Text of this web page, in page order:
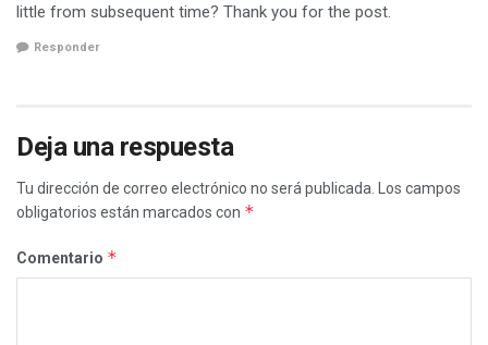
little from subsequent time? Thank you for the post.
Responder
Deja una respuesta
Tu dirección de correo electrónico no será publicada. Los campos
obligatorios están marcados con *
Comentario *